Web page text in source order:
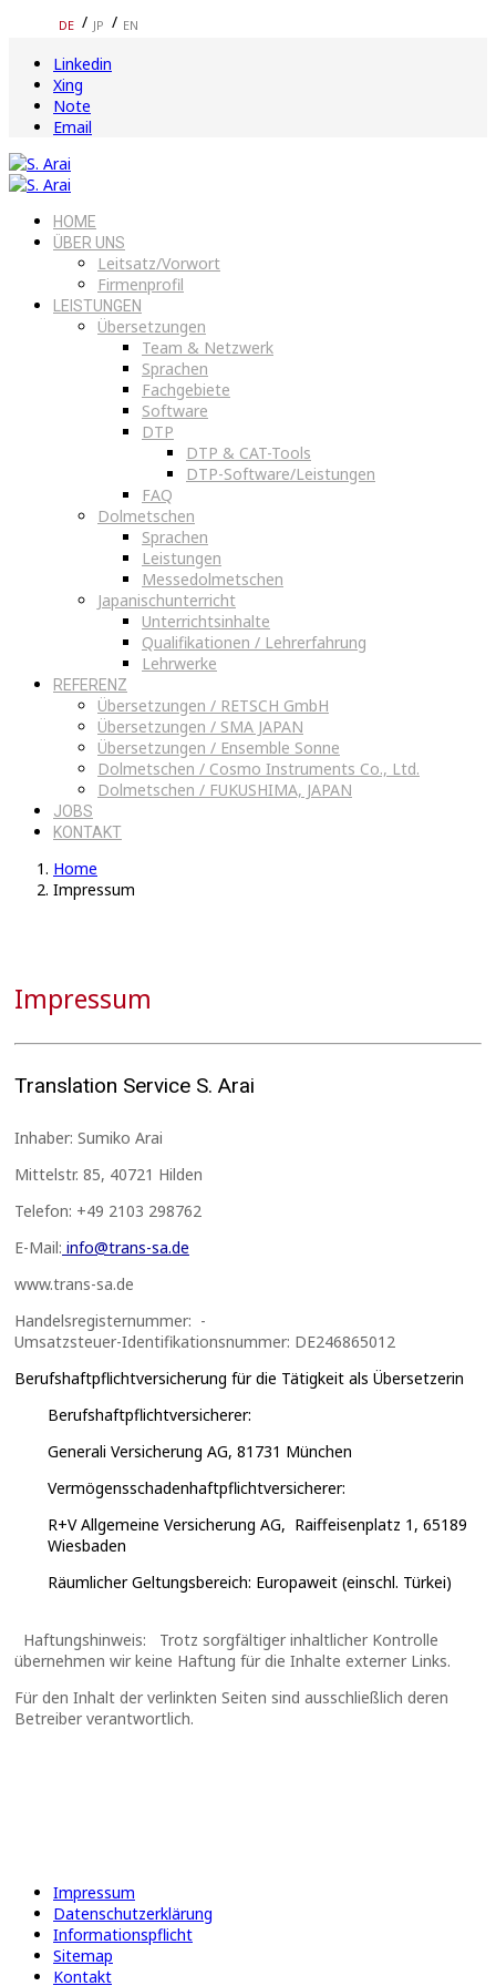
DE JP EN
Linkedin
Xing
Note
Email
HOME
ÜBER UNS
Leitsatz/Vorwort
Firmenprofil
LEISTUNGEN
Übersetzungen
Team & Netzwerk
Sprachen
Fachgebiete
Software
DTP
DTP & CAT-Tools
DTP-Software/Leistungen
FAQ
Dolmetschen
Sprachen
Leistungen
Messedolmetschen
Japanischunterricht
Unterrichtsinhalte
Qualifikationen / Lehrerfahrung
Lehrwerke
REFERENZ
Übersetzungen / RETSCH GmbH
Übersetzungen / SMA JAPAN
Übersetzungen / Ensemble Sonne
Dolmetschen / Cosmo Instruments Co., Ltd.
Dolmetschen / FUKUSHIMA, JAPAN
JOBS
KONTAKT
Home
Impressum
Impressum
Translation Service S. Arai
Inhaber: Sumiko Arai
Mittelstr. 85, 40721 Hilden
Telefon: +49 2103 298762
E-Mail: info@trans-sa.de
www.trans-sa.de
Handelsregisternummer: -
Umsatzsteuer-Identifikationsnummer: DE246865012
Berufshaftpflichtversicherung für die Tätigkeit als Übersetzerin
Berufshaftpflichtversicherer:
Generali Versicherung AG, 81731 München
Vermögensschadenhaftpflichtversicherer:
R+V Allgemeine Versicherung AG, Raiffeisenplatz 1, 65189
Wiesbaden
Räumlicher Geltungsbereich: Europaweit (einschl. Türkei)
Haftungshinweis: Trotz sorgfältiger inhaltlicher Kontrolle
übernehmen wir keine Haftung für die Inhalte externer Links.
Für den Inhalt der verlinkten Seiten sind ausschließlich deren
Betreiber verantwortlich.
Impressum
Datenschutzerklärung
Informationspflicht
Sitemap
Kontakt